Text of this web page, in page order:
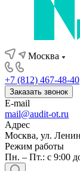
Москва
+7 (812) 467-48-40
Заказать звонок
E-mail
mail@audit-ot.ru
Адрес
Москва, ул.
Режим работы
Пн. – Пт.: с 9:00